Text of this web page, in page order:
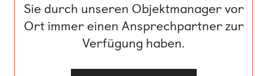
Sie durch unseren Objektmanager vor
Ort immer einen Ansprechpartner zur
Verfügung haben.